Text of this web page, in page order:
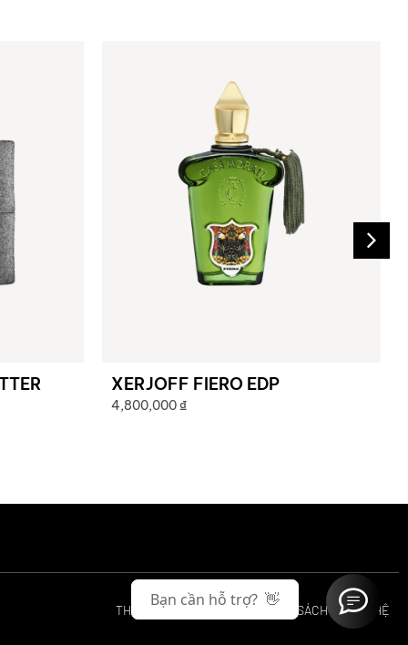
XERJOFF FIERO EDP
4,800,000₫
THÔNG TIN HỢP TÁC CHÍNH SÁCH LIÊN HỆ
Bạn cần hỗ trợ? 👋